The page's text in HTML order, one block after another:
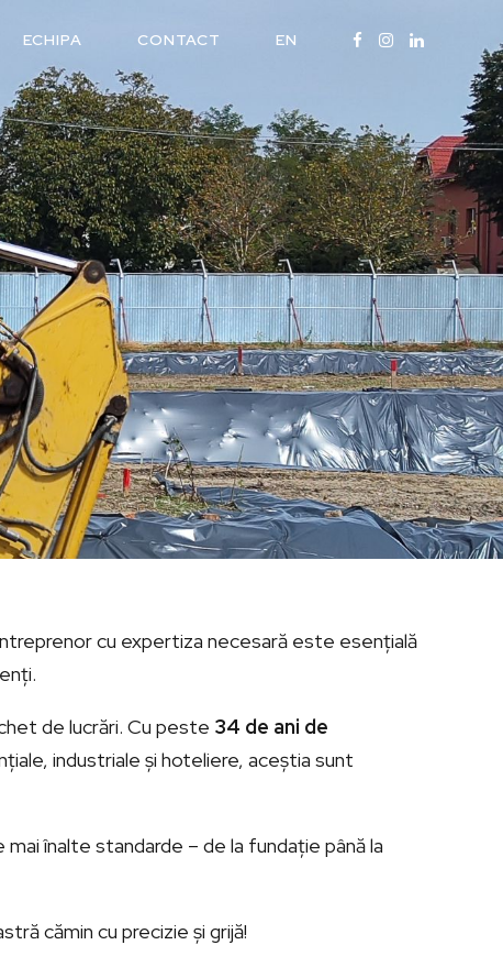
ECHIPA CONTACT EN
cu expertiza necesară este esențială
de lucrări. Cu peste 34 de ani de
industriale și hoteliere, aceștia sunt
înalte standarde – de la fundație până la
cămin cu precizie și grijă!